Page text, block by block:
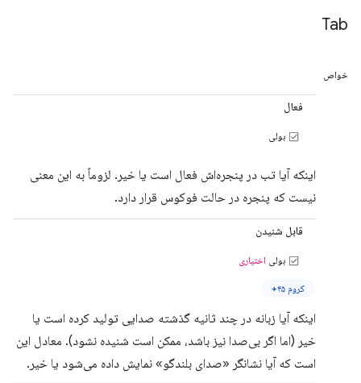
Tab
خواص
فعال
بولی
اینکه آیا تب در پنجره‌اش فعال است یا خیر. لزوماً به این معنی
نیست که پنجره در حالت فوکوس قرار دارد.
قابل شنیدن
بولی اختیاری
کروم ۴۵+
اینکه آیا زبانه در چند ثانیه گذشته صدایی تولید کرده است یا
خیر (اما اگر بی‌صدا نیز باشد، ممکن است شنیده نشود). معادل این
است که آیا نشانگر «صدای بلندگو» نمایش داده می‌شود یا خیر.